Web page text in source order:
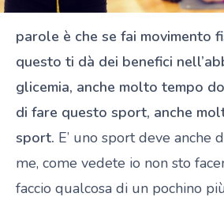
parole è che se fai movimento
questo ti dà dei benefici
glicemia, anche molto tempo
di fare questo sport, anche
sport. E’ uno sport deve anche
me, come vedete io non sto
faccio qualcosa di un pochino